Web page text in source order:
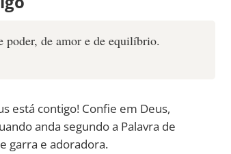
poder, de amor e de equilíbrio.
está contigo! Confie em Deus,
anda segundo a Palavra de
garra e adoradora.